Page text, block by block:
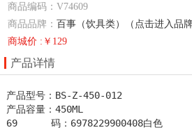
商品编码：V74609
商品品牌：百事（饮具类）（点击进入品牌
商城价 :￥129
产品详情
产品型号：BS-Z-
产品容量：450ML
69      码：